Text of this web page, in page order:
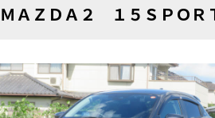
ＭＡＺＤＡ２ １５ＳＰＯ